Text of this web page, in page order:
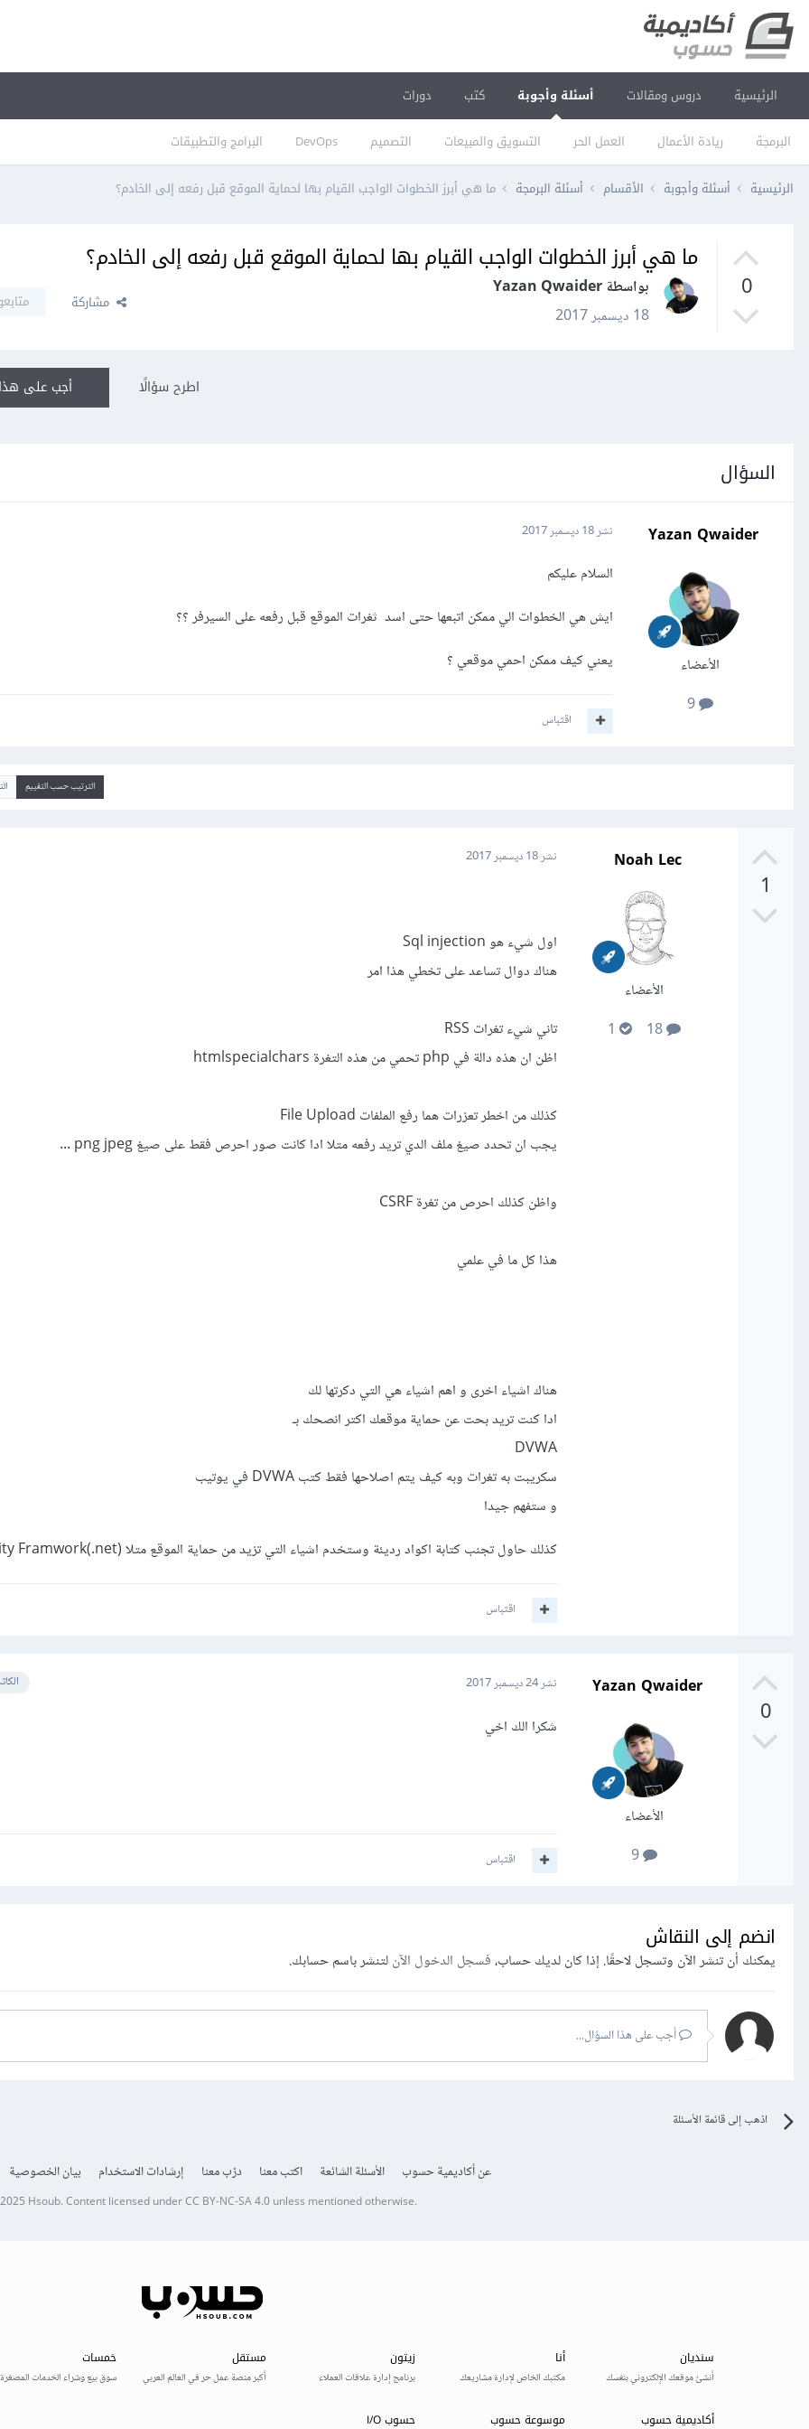
الرئيسية دروس ومقالات أسئلة وأجوبة
البرمجة ريادة الأعمال العمل الحر التسويق والمبيعات التصميم DevOps البرامج والتطبيقات
كتب دورات
الرئيسية أسئلة وأجوبة الأقسام أسئلة البرمجة ما هي أبرز الخطوات الواجب القيام بها لحماية الموقع قبل رفعه إلى الخادم؟
0
ما هي أبرز الخطوات الواجب القيام بها لحماية الموقع قبل رفعه إلى الخادم؟
بواسطة Yazan Qwaider
18 ديسمبر 2017
مشاركة
أجب على اطرح سؤالًا
السؤال
Yazan Qwaider
الأعضاء
9
نشر18 ديسمبر 2017
السلام عليكم
ايش هي الخطوات الي ممكن اتبعها حتى اسد ثغرات الموقع قبل رفعه على السيرفر ؟؟
يعني كيف ممكن احمي موقعي ؟
اقتباس
الترتيب حسب التقييم
1
Noah Lec
الأعضاء
18
نشر18 ديسمبر 2017
اول شيء هو Sql injection
هناك دوال تساعد على تخطي هذا امر
تاني شيء تغرات RSS
اظن ان هذه دالة في php تحمي من هذه التغرة htmlspecialchars
كذلك من اخطر تعزرات هما رفع الملفات File Upload
يجب ان تحدد صيغ ملف الدي تريد رفعه متلا ادا كانت صور احرص فقط على صيغ png jpeg ...
واظن كذلك احرص من تغرة CSRF
هذا كل ما في علمي
هناك اشياء اخرى و اهم اشياء هي التي دكرتها لك
ادا كنت تريد بحت عن حماية موقعك اكتر انصحك بـ
DVWA
سكريبت به تغرات وبه كيف يتم اصلاحها فقط كتب DVWA في يوتيب
و ستفهم جيدا
كذلك حاول تجنب كتابة اكواد رديئة وستخدم اشياء التي تزيد من حماية الموقع متلا MVC ,Entity Framwork(.net)
اقتباس
0
Yazan Qwaider
الأعضاء
9
نشر24 ديسمبر 2017
شكرا الك اخي
اقتباس
انضم إلى النقاش
يمكنك أن تنشر الآن وتسجل لاحقًا. إذا كان لديك حساب،فسجل الدخول الآنلتنشر باسم حسابك.
أجب على هذا السؤال...
اذهب إلى قائمة الأسئلة
عن أكاديمية حسوب الأسئلة الشائعة اكتب معنا درّب معنا إرشادات الاستخدام بيان الخصوصية
Hsoub.Content licensed underCC BY-NC-SA 4.0unless mentioned otherwise.